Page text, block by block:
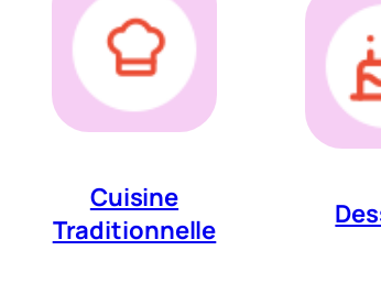
Cuisine
Traditionnelle